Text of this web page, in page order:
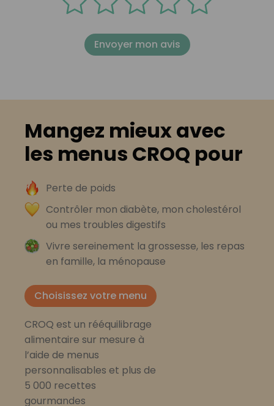
Envoyer mon avis
Mangez mieux avec
les menus CROQ pour
Perte de poids
Contrôler mon diabète, mon cholestérol
ou mes troubles digestifs
Vivre sereinement la grossesse, les repas
en famille, la ménopause
Choisissez votre menu
CROQ est un rééquilibrage
alimentaire sur mesure à
l’aide de menus
personnalisables et plus de
5 000 recettes
gourmandes